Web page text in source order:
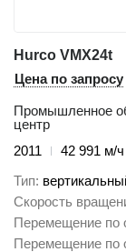
Hurco VMX24t
Цена по запросу
Промышленное
центр
2011
42 991 м/ч
Тип
Скорость
Перемещение по
Перемещение по